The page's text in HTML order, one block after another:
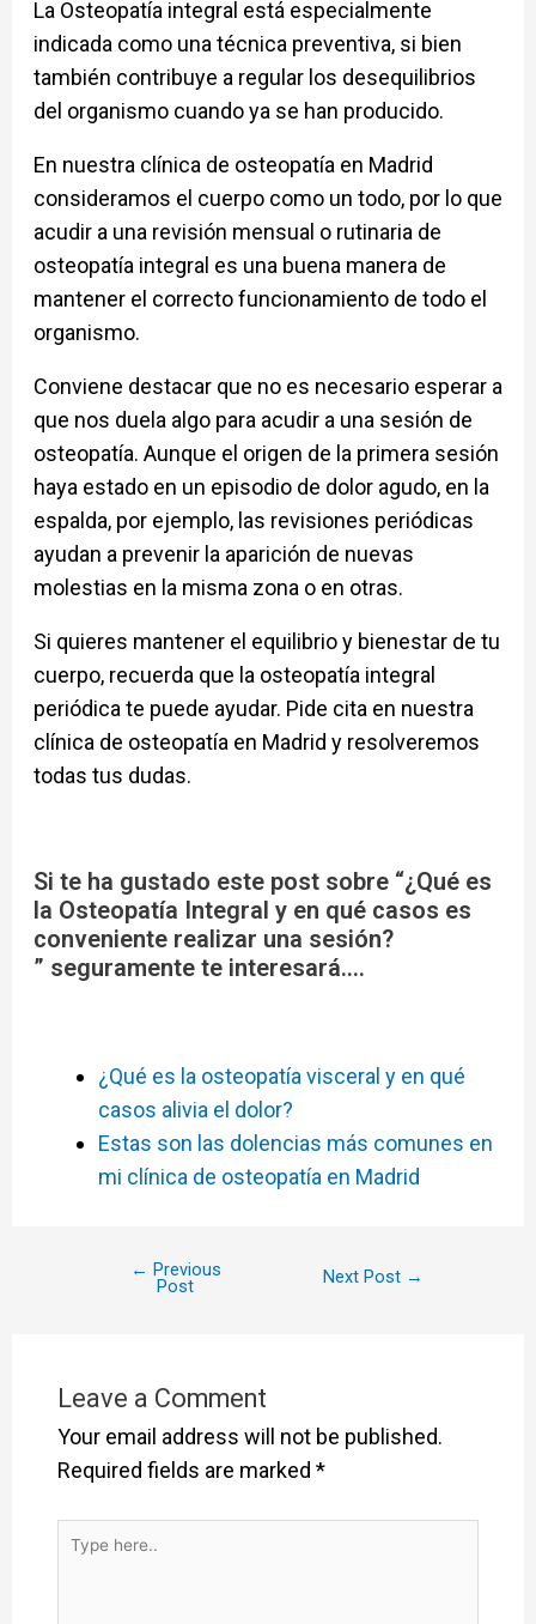
La Osteopatía integral está especialmente
indicada como una técnica preventiva, si bien
también contribuye a regular los desequilibrios
del organismo cuando ya se han producido.
En nuestra clínica de osteopatía en Madrid
consideramos el cuerpo como un todo, por lo que
acudir a una revisión mensual o rutinaria de
osteopatía integral es una buena manera de
mantener el correcto funcionamiento de todo el
organismo.
Conviene destacar que no es necesario esperar a
que nos duela algo para acudir a una sesión de
osteopatía. Aunque el origen de la primera sesión
haya estado en un episodio de dolor agudo, en la
espalda, por ejemplo, las revisiones periódicas
ayudan a prevenir la aparición de nuevas
molestias en la misma zona o en otras.
Si quieres mantener el equilibrio y bienestar de tu
cuerpo, recuerda que la osteopatía integral
periódica te puede ayudar. Pide cita en nuestra
clínica de osteopatía en Madrid y resolveremos
todas tus dudas.
Si te ha gustado este post sobre “¿Qué es
la Osteopatía Integral y en qué casos es
conveniente realizar una sesión?
” seguramente te interesará….
¿Qué es la osteopatía visceral y en qué
casos alivia el dolor?
Estas son las dolencias más comunes en
mi clínica de osteopatía en Madrid
← Previous
Post Next Post →
Leave a Comment
Your email address will not be published.
Required fields are marked*